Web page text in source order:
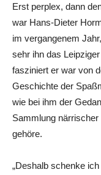
Erst perplex, dann
war Hans-Dieter
im vergangenem
sehr ihn das
fasziniert er war von
Geschichte der
wie bei ihm der
Sammlung
gehöre.
„Deshalb schenke